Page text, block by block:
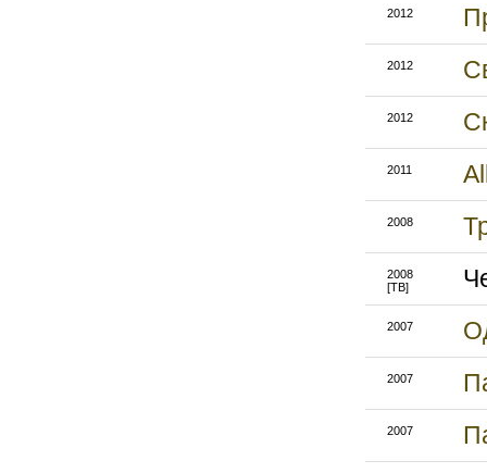
2012
2012
2012
2011
2008
2008
[ТВ]
2007
2007
2007